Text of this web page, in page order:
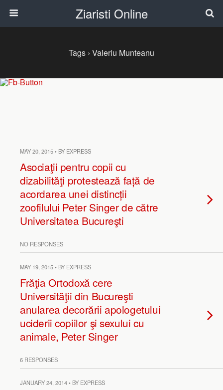
Ziaristi Online
Tags › Valeriu Munteanu
MAY 20, 2015 • BY EXPRESS
Asociaţii pentru copii cu
dizabilităţi protestează față de
acordarea unei distincții
zoofilului Peter Singer de către
Universitatea Bucureşti
NO RESPONSES
MAY 19, 2015 • BY EXPRESS
Frăţia Ortodoxă cere
Universităţii din Bucureşti
anularea decorării apologetului
uciderii copiilor şi sexului cu
animale, Peter Singer
6 RESPONSES
JANUARY 24, 2014 • BY EXPRESS